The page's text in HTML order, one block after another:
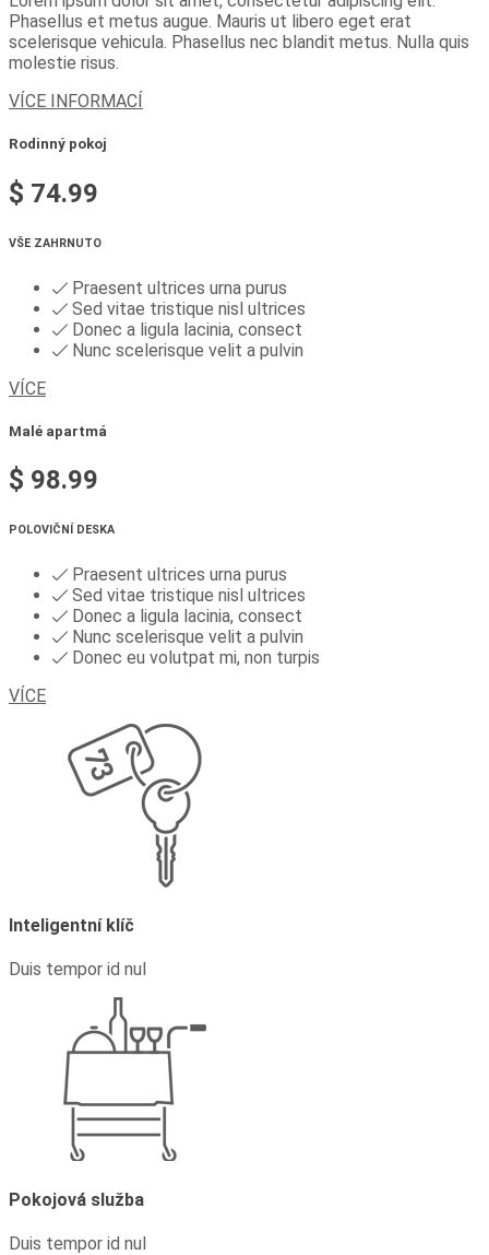
Phasellus et metus augue. Mauris ut libero eget erat
scelerisque vehicula. Phasellus nec blandit metus. Nulla quis
molestie risus.
VÍCE INFORMACÍ
Rodinný pokoj
$ 74.99
VŠE ZAHRNUTO
Praesent ultrices urna purus
Sed vitae tristique nisl ultrices
Donec a ligula lacinia, consect
Nunc scelerisque velit a pulvin
VÍCE
Malé apartmá
$ 98.99
POLOVIČNÍ DESKA
Praesent ultrices urna purus
Sed vitae tristique nisl ultrices
Donec a ligula lacinia, consect
Nunc scelerisque velit a pulvin
Donec eu volutpat mi, non turpis
VÍCE
Inteligentní klíč
Duis tempor id nul
Pokojová služba
Duis tempor id nul